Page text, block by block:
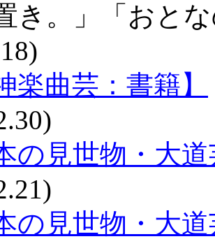
き。」「おと
楽曲芸：書籍】
の見世物・大
の見世物・大